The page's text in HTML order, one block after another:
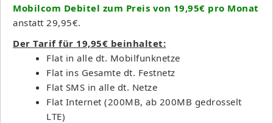
Mobilcom Debitel zum Preis von 19,95€ pro Monat
anstatt 29,95€.
Der Tarif für 19,95€ beinhaltet:
Flat in alle dt. Mobilfunknetze
Flat ins Gesamte dt. Festnetz
Flat SMS in alle dt. Netze
Flat Internet (200MB, ab 200MB gedrosselt
LTE)